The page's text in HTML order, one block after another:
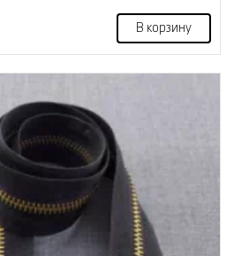
В корзину